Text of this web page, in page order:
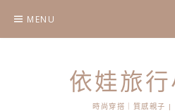
content
MENU
依娃旅
時尚穿搭｜質感親子 |